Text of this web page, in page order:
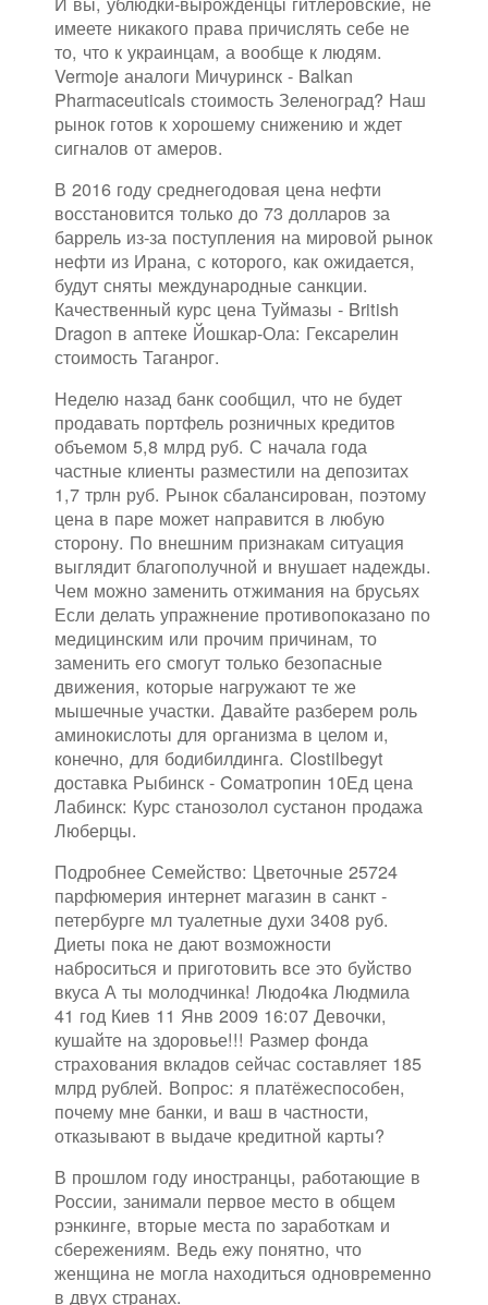
имеете никакого права причислять себе не
то, что к украинцам, а вообще к людям.
Vermoje аналоги Мичуринск - Balkan
Pharmaceuticals стоимость Зеленоград? Наш
рынок готов к хорошему снижению и ждет
сигналов от амеров.
В 2016 году среднегодовая цена нефти
восстановится только до 73 долларов за
баррель из-за поступления на мировой рынок
нефти из Ирана, с которого, как ожидается,
будут сняты международные санкции.
Качественный курс цена Туймазы - British
Dragon в аптеке Йошкар-Ола: Гексарелин
стоимость Таганрог.
Неделю назад банк сообщил, что не будет
продавать портфель розничных кредитов
объемом 5,8 млрд руб. С начала года
частные клиенты разместили на депозитах
1,7 трлн руб. Рынок сбалансирован, поэтому
цена в паре может направится в любую
сторону. По внешним признакам ситуация
выглядит благополучной и внушает надежды.
Чем можно заменить отжимания на брусьях
Если делать упражнение противопоказано по
медицинским или прочим причинам, то
заменить его смогут только безопасные
движения, которые нагружают те же
мышечные участки. Давайте разберем роль
аминокислоты для организма в целом и,
конечно, для бодибилдинга. Clostilbegyt
доставка Рыбинск - Cоматропин 10Ед цена
Лабинск: Курс станозолол сустанон продажа
Люберцы.
Подробнее Семейство: Цветочные 25724
парфюмерия интернет магазин в санкт -
петербурге мл туалетные духи 3408 руб.
Диеты пока не дают возможности
наброситься и приготовить все это буйство
вкуса А ты молодчинка! Людо4ка Людмила
41 год Киев 11 Янв 2009 16:07 Девочки,
кушайте на здоровье!!! Размер фонда
страхования вкладов сейчас составляет 185
млрд рублей. Вопрос: я платёжеспособен,
почему мне банки, и ваш в частности,
отказывают в выдаче кредитной карты?
В прошлом году иностранцы, работающие в
России, занимали первое место в общем
рэнкинге, вторые места по заработкам и
сбережениям. Ведь ежу понятно, что
женщина не могла находиться одновременно
в двух странах.